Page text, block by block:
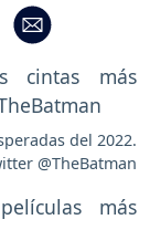
del 2022.
@TheBatman
más